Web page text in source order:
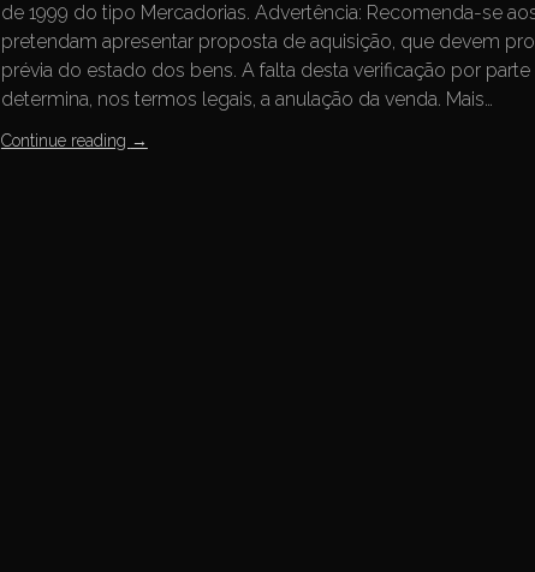
de 1999 do tipo Mercadorias. Advertência: Recomenda-se
pretendam apresentar proposta de aquisição, que devem
prévia do estado dos bens. A falta desta verificação por
determina, nos termos legais, a anulação da venda. Mais…
Continue reading →